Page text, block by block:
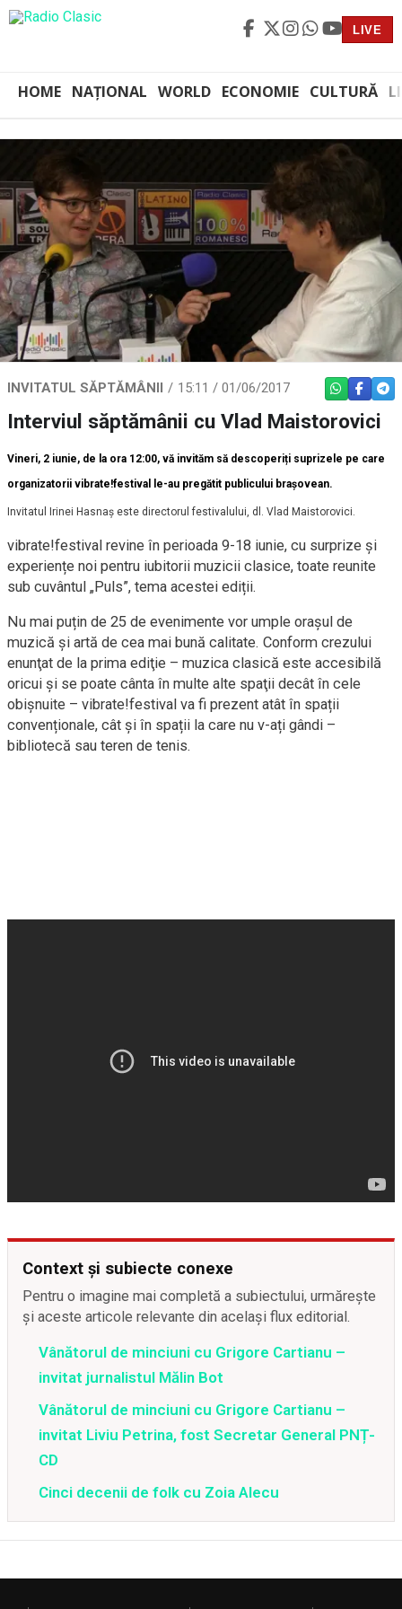
LIVE
HOME NAȚIONAL WORLD ECONOMIE CULTURĂ
INVITATUL SĂPTĂMÂNII 15:11 / 01/06/2017 WHATSAPP
Interviul săptămânii cu Vlad Maistorovici
Vineri, 2 iunie, de la ora 12:00, vă invităm să descoperiți suprizele pe care
organizatorii vibrate!festival le-au pregătit publicului brașovean.
Invitatul Irinei Hasnaș este directorul festivalului, dl. Vlad Maistorovici.
vibrate!festival revine în perioada 9-18 iunie, cu surprize și
experiențe noi pentru iubitorii muzicii clasice, toate reunite
sub cuvântul „Puls”, tema acestei ediții.
Nu mai puțin de 25 de evenimente vor umple orașul de
muzică și artă de cea mai bună calitate. Conform crezului
enunţat de la prima ediţie – muzica clasică este accesibilă
oricui şi se poate cânta în multe alte spaţii decât în cele
obişnuite – vibrate!festival va fi prezent atât în spații
convenționale, cât și în spații la care nu v-ați gândi –
bibliotecă sau teren de tenis.
Context și subiecte conexe
Pentru o imagine mai completă a subiectului, urmărește
și aceste articole relevante din același flux editorial.
Vânătorul de minciuni cu Grigore Cartianu –
invitat jurnalistul Mălin Bot
Vânătorul de minciuni cu Grigore Cartianu –
invitat Liviu Petrina, fost Secretar General PNȚ-
CD
Cinci decenii de folk cu Zoia Alecu